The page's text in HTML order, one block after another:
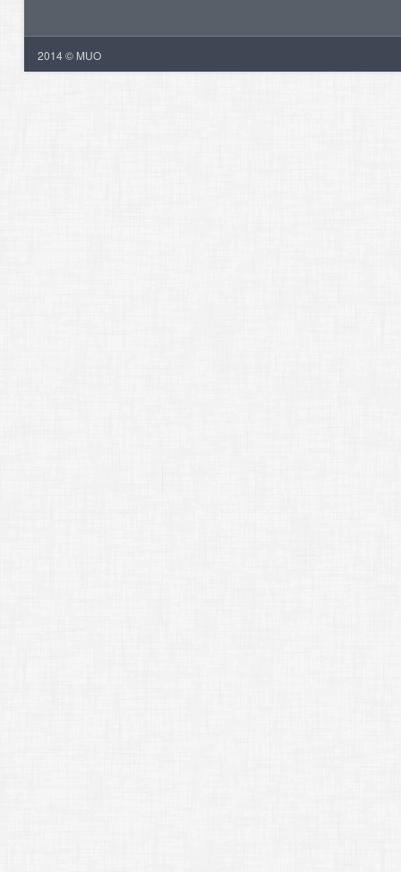
2014 © MUO